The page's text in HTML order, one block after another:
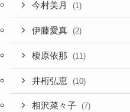
今村美月 (1)
伊藤愛真 (2)
榎原依那 (11)
井桁弘恵 (10)
相沢菜々子 (7)